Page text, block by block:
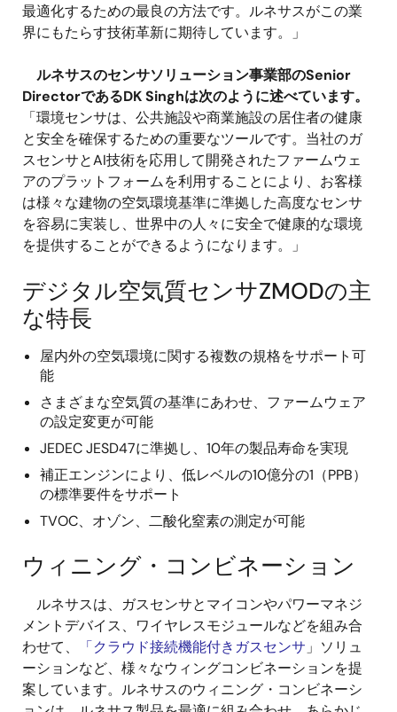
最適化するための最良の方法です。ルネサスがこの業
界にもたらす技術革新に期待しています。」
ルネサスのセンサソリューション事業部のSenior
DirectorであるDK Singhは次のように述べています。
「環境センサは、公共施設や商業施設の居住者の健康
と安全を確保するための重要なツールです。当社のガ
スセンサとAI技術を応用して開発されたファームウェ
アのプラットフォームを利用することにより、お客様
は様々な建物の空気環境基準に準拠した高度なセンサ
を容易に実装し、世界中の人々に安全で健康的な環境
を提供することができるようになります。」
デジタル空気質センサZMODの主
な特長
屋内外の空気環境に関する複数の規格をサポート可
能
さまざまな空気質の基準にあわせ、ファームウェア
の設定変更が可能
JEDEC JESD47に準拠し、10年の製品寿命を実現
補正エンジンにより、低レベルの10億分の1（PPB）
の標準要件をサポート
TVOC、オゾン、二酸化窒素の測定が可能
ウィニング・コンビネーション
ルネサスは、ガスセンサとマイコンやパワーマネジ
メントデバイス、ワイヤレスモジュールなどを組み合
わせて、
「クラウド接続機能付きガスセンサ 」ソリュ
ーションなど、様々なウィングコンビネーションを提
案しています。ルネサスのウィニング・コンビネーシ